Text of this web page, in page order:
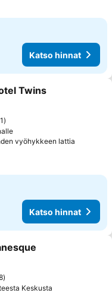
Katso hinnat
Twins
vyöhykkeen lattia
Katso hinnat
Keskusta